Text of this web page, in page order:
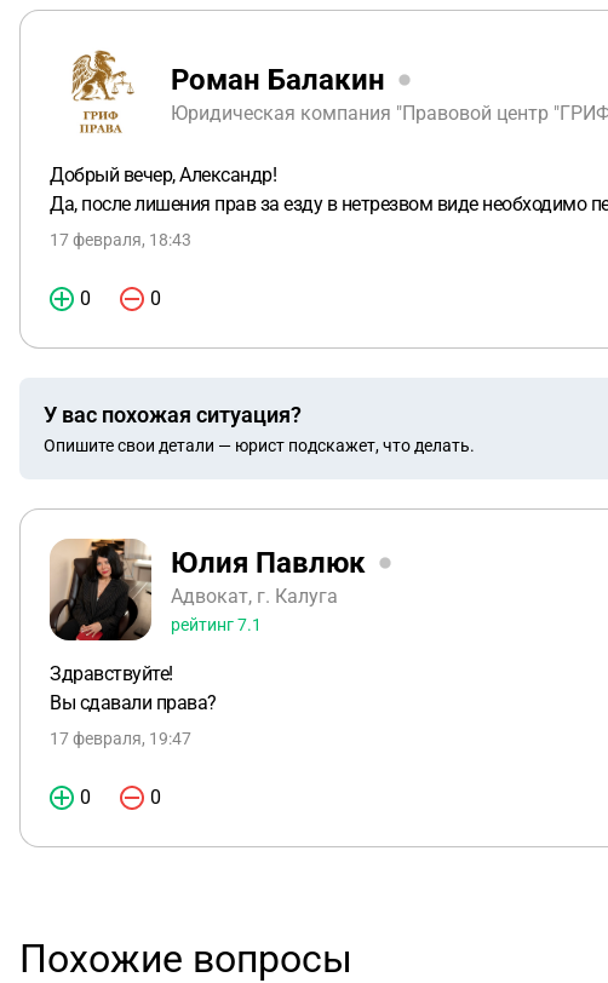
Роман Балакин
Юридическая компания "Правовой центр
Добрый вечер, Александр!
Да, после лишения прав за езду в нетрезвом виде необходимо
17 февраля, 18:43
0 0
У вас похожая ситуация?
Опишите свои детали — юрист подскажет, что делать.
Юлия Павлюк
Адвокат, г. Калуга
рейтинг7.1
Здравствуйте!
Вы сдавали права?
17 февраля, 19:47
0 0
Похожие вопросы